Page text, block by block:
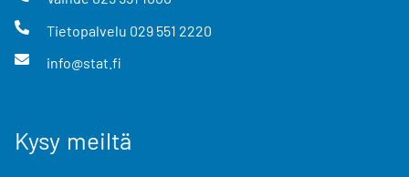
Tietopalvelu 029 551 2220
info@stat.fi
Kysy meiltä